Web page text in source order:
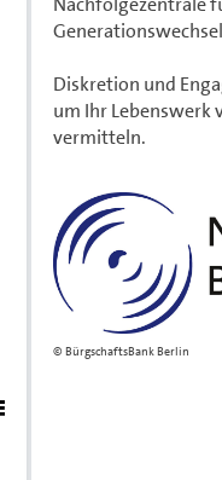
Diskretion und
um Ihr Lebenswerk
vermitteln.
BürgschaftsBank Berlin